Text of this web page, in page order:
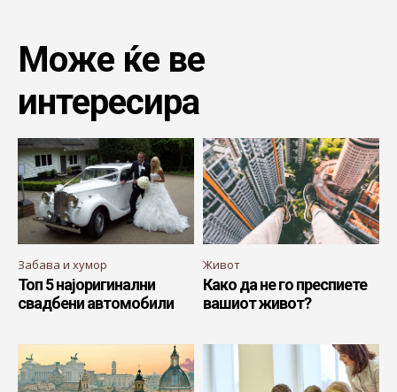
Може ќе ве
интересира
Забава и хумор
Топ 5 најоригинални
свадбени автомобили
Живот
Како да не го преспиете
вашиот живот?